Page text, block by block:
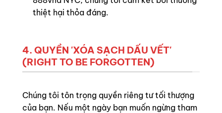
thiệt hại thỏa đáng.
4. QUYỀN 'XÓA SẠCH DẤU VẾT'
(RIGHT TO BE FORGOTTEN)
Chúng tôi tôn trọng quyền riêng tư tối thượng
của bạn. Nếu một ngày bạn muốn ngừng tham